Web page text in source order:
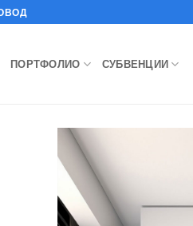
ПОРТФОЛИО СУБВЕНЦИИ